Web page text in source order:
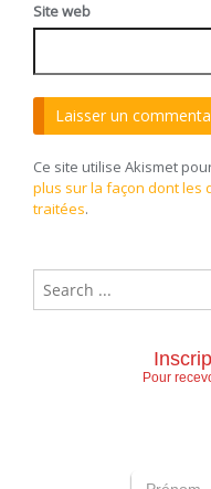
Site web
Ce site utilise Akismet
plus sur la façon dont les
traitées.
Pour